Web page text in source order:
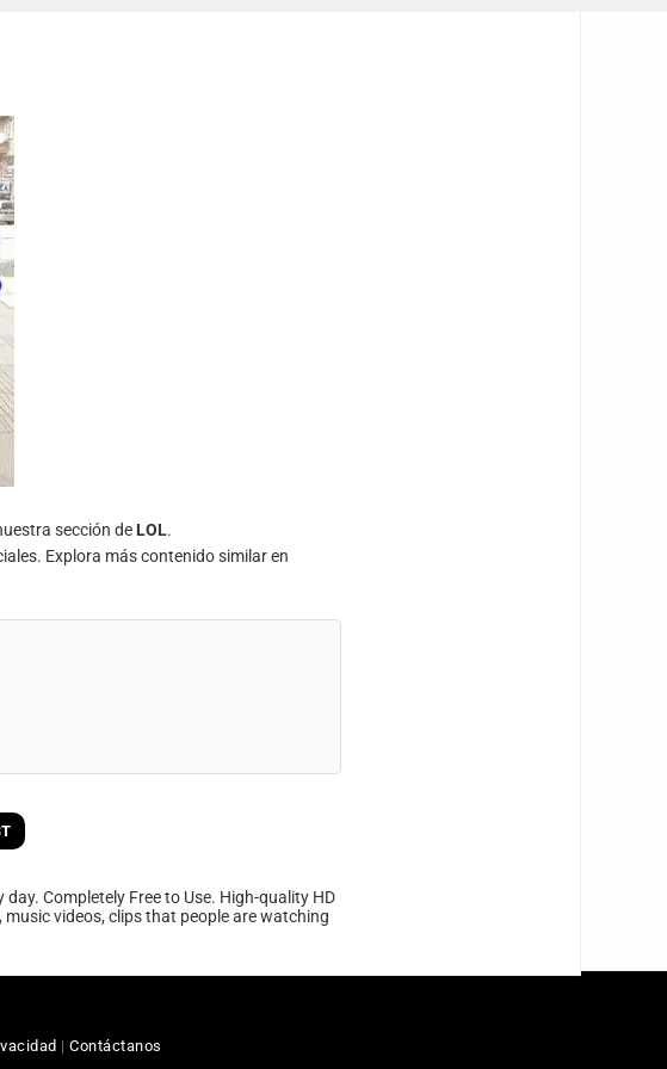
sección de LOL.
Explora más contenido similar en
Completely Free to Use. High-quality HD
videos, clips that people are watching
|Contáctanos